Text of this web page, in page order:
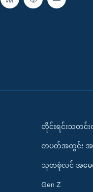
တိုင်းရင်းသတင်း
တပတ်အတွင်း အာ
သုတစုံလင် အမေ
Gen Z